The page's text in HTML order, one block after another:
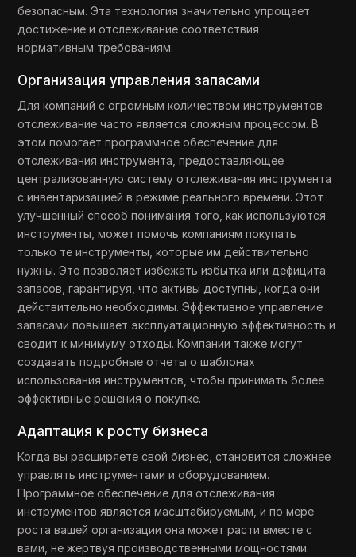
безопасным. Эта технология значительно упрощает
достижение и отслеживание соответствия
нормативным требованиям.
Организация управления запасами
Для компаний с огромным количеством инструментов
отслеживание часто является сложным процессом. В
этом помогает программное обеспечение для
отслеживания инструмента, предоставляющее
централизованную систему отслеживания инструмента
с инвентаризацией в режиме реального времени. Этот
улучшенный способ понимания того, как используются
инструменты, может помочь компаниям покупать
только те инструменты, которые им действительно
нужны. Это позволяет избежать избытка или дефицита
запасов, гарантируя, что активы доступны, когда они
действительно необходимы. Эффективное управление
запасами повышает эксплуатационную эффективность и
сводит к минимуму отходы. Компании также могут
создавать подробные отчеты о шаблонах
использования инструментов, чтобы принимать более
эффективные решения о покупке.
Адаптация к росту бизнеса
Когда вы расширяете свой бизнес, становится сложнее
управлять инструментами и оборудованием.
Программное обеспечение для отслеживания
инструментов является масштабируемым, и по мере
роста вашей организации она может расти вместе с
вами, не жертвуя производственными мощностями.